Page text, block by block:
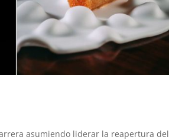
asumiendo liderar la reapertura del